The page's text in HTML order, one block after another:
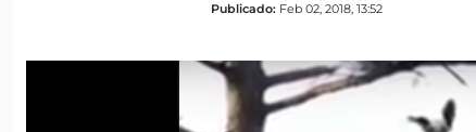
Publicado: Feb 02, 2018, 13:52